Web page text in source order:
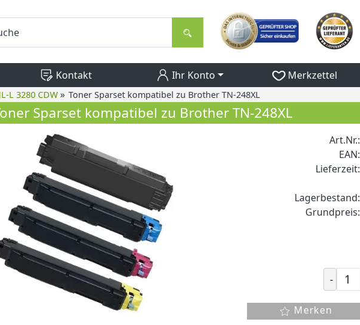
Kontakt Ihr Konto Merkzettel
L 3280 CDW » Toner Sparset kompatibel zu Brother TN-248XL
Sparset kompatibel zu Brother TN-248XL
Art.Nr.:
EAN:
Lieferzeit:
Lagerbestand:
Grundpreis:
-
Merken